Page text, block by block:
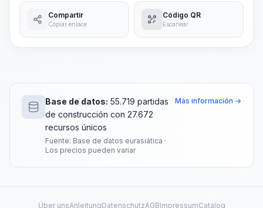
Compartir
Copiar enlace
Código QR
Escanear
Base de datos: 55.719 partidas
de construcción con 27.672
recursos únicos
Fuente: Base de datos eurasiática ·
Los precios pueden variar
Más información →
Über unsAnleitungDatenschutzAGBImpressumCatalog